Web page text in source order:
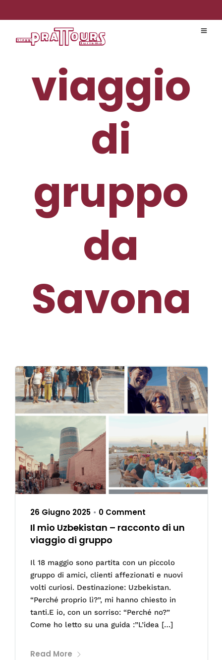
viaggio
di
gruppo
da
Savona
26 Giugno 2025 • 0 Comment
Il mio Uzbekistan – racconto di un
viaggio di gruppo
Il 18 maggio sono partita con un piccolo
gruppo di amici, clienti affezionati e nuovi
volti curiosi. Destinazione: Uzbekistan.
“Perché proprio lì?”, mi hanno chiesto in
tanti.E io, con un sorriso: “Perché no?”
Come ho letto su una guida :”L’idea […]
Read More